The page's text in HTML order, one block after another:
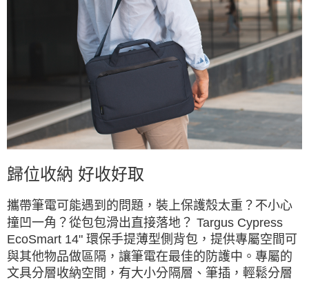
歸位收納 好收好取
攜帶筆電可能遇到的問題，裝上保護殼太重？不小心
撞凹一角？從包包滑出直接落地？ Targus Cypress
EcoSmart 14" 環保手提薄型側背包，提供專屬空間可
與其他物品做區隔，讓筆電在最佳的防護中。專屬的
文具分層收納空間，有大小分隔層、筆插，輕鬆分層